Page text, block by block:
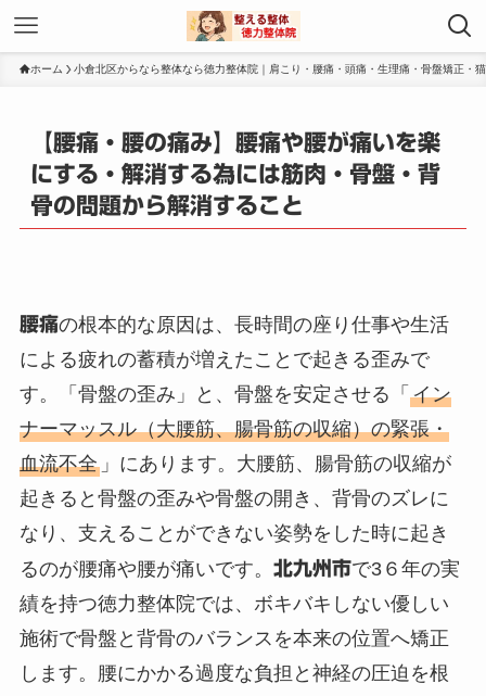
ホーム 小倉北区からなら整体なら徳力整体院｜肩こり・腰痛・頭痛・生理痛・骨盤矯正・
【腰痛・腰の痛み】腰痛や腰が痛いを楽
にする・解消する為には筋肉・骨盤・背
骨の問題から解消すること
腰痛の根本的な原因は、長時間の座り仕事や生活
による疲れの蓄積が増えたことで起きる歪みで
す。「骨盤の歪み」と、骨盤を安定させる「 イン
ナーマッスル（大腰筋、腸骨筋の収縮）の緊張・
血流不全」にあります。大腰筋、腸骨筋の収縮が
起きると骨盤の歪みや骨盤の開き、背骨のズレに
なり、支えることができない姿勢をした時に起き
るのが腰痛や腰が痛いです。 北九州市で3６年の実
績を持つ徳力整体院では、ボキバキしない優しい
施術で骨盤と背骨のバランスを本来の位置へ矯正
します。腰にかかる過度な負担と神経の圧迫を根